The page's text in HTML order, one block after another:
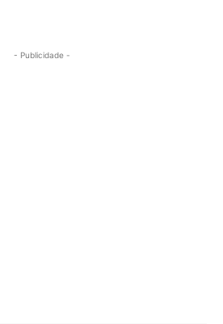
- Publicidade -